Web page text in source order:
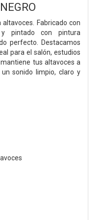
Fabricado con
pintado con pintura
perfecto. Destacamos
para el salón, estudios
tus altavoces a
sonido limpio, claro y